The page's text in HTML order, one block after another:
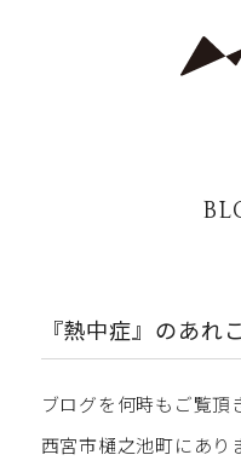
『熱中症』のあれ
ブログを何時もご覧頂
西宮市樋之池町にあり